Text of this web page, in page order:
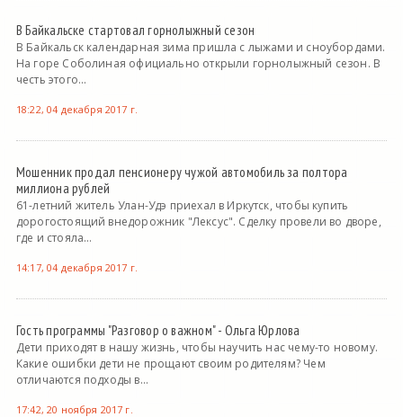
В Байкальске стартовал горнолыжный сезон
В Байкальск календарная зима пришла с лыжами и сноубордами.
На горе Соболиная официально открыли горнолыжный сезон. В
честь этого...
18:22, 04 декабря 2017 г.
Мошенник продал пенсионеру чужой автомобиль за полтора
миллиона рублей
61-летний житель Улан-Удэ приехал в Иркутск, чтобы купить
дорогостоящий внедорожник "Лексус". Сделку провели во дворе,
где и стояла...
14:17, 04 декабря 2017 г.
Гость программы "Разговор о важном" - Ольга Юрлова
Дети приходят в нашу жизнь, чтобы научить нас чему-то новому.
Какие ошибки дети не прощают своим родителям? Чем
отличаются подходы в...
17:42, 20 ноября 2017 г.